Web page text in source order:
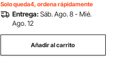
Solo queda4, ordena rápidamente
Entrega:Sáb. Ago. 8 - Mié.
Ago. 12
Añadir al carrito